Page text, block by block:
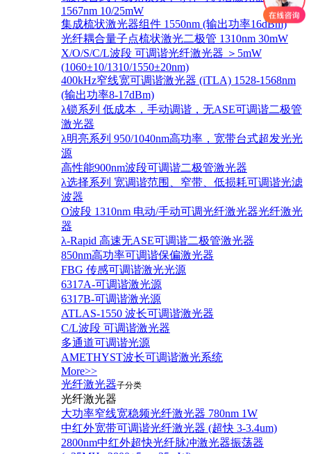
1567nm 10/25mW
集成梳状激光器组件 1550nm (输出功率16dBm)
光纤耦合量子点梳状激光二极管 1310nm 30mW
X/O/S/C/L波段 可调谐光纤激光器 ＞5mW
(1060±10/1310/1550±20nm)
400kHz窄线宽可调谐激光器 (iTLA) 1528-1568nm
(输出功率8-17dBm)
λ锁系列 低成本，手动调谐，无ASE可调谐二极管
激光器
λ明亮系列 950/1040nm高功率，宽带台式超发光光
源
高性能900nm波段可调谐二极管激光器
λ选择系列 宽调谐范围、窄带、低损耗可调谐光滤
波器
O波段 1310nm 电动/手动可调光纤激光器光纤激光
器
λ-Rapid 高速无ASE可调谐二极管激光器
850nm高功率可调谐保偏激光器
FBG 传感可调谐激光光源
6317A-可调谐激光源
6317B-可调谐激光源
ATLAS-1550 波长可调谐激光器
C/L波段 可调谐激光器
多通道可调谐光源
AMETHYST波长可调谐激光系统
More>>
光纤激光器子分类
光纤激光器
大功率窄线宽稳频光纤激光器 780nm 1W
中红外宽带可调谐光纤激光器 (超快 3-3.4um)
2800nm中红外超快光纤脉冲激光器振荡器